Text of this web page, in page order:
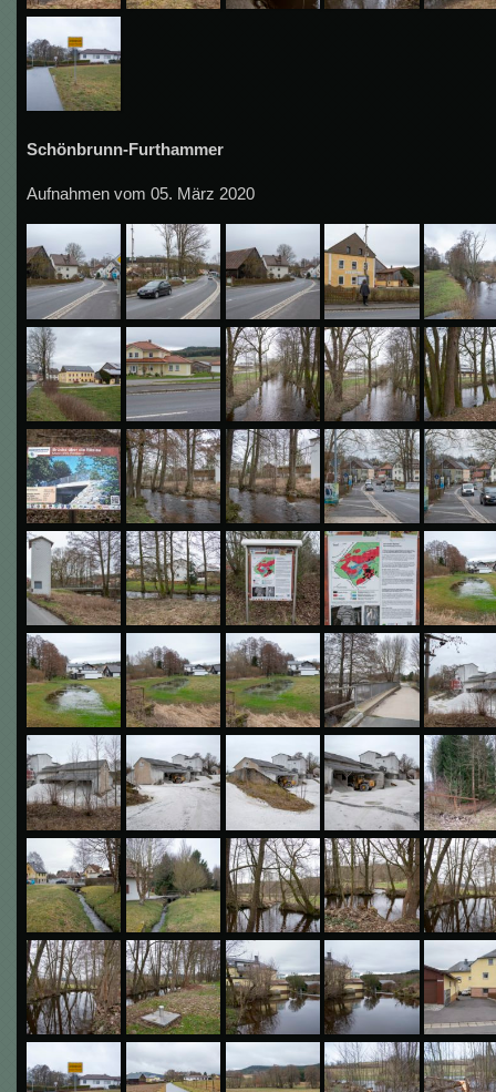
Schönbrunn-Furthammer
Aufnahmen vom 05. März 2020